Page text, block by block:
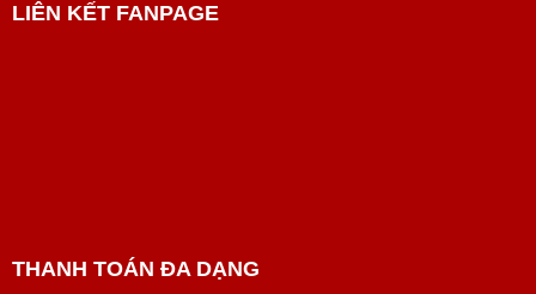
LIÊN KẾT FANPAGE
THANH TOÁN ĐA DẠNG